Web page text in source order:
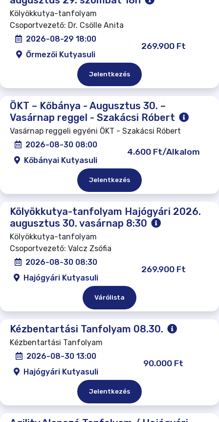
Kölyökkutya-tanfolyam
Csoportvezető: Dr. Csölle Anita
2026-08-29 18:00
Őrmezői Kutyasuli
269.900 Ft
Jelentkezés
ÖKT – Kőbánya - Augusztus 30. –
Vasárnap reggel - Szakácsi Róbert
Vasárnap reggeli egyéni ÖKT - Szakácsi Róbert
2026-08-30 08:00
Kőbányai Kutyasuli
4.600 Ft/Alkalom
Jelentkezés
Kölyökkutya-tanfolyam Hajógyári 2026.
augusztus 30. vasárnap 8:30
Kölyökkutya-tanfolyam
Csoportvezető: Valcz Zsófia
2026-08-30 08:30
Hajógyári Kutyasuli
269.900 Ft
Várólista
Kézbentartási Tanfolyam 08.30.
Kézbentartási Tanfolyam
2026-08-30 13:00
Hajógyári Kutyasuli
90.000 Ft
Jelentkezés